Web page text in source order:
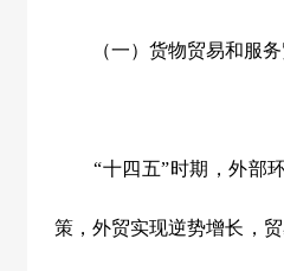
（一）货物贸易和服务
“十四五”时期，外部
策，外贸实现逆势增长，